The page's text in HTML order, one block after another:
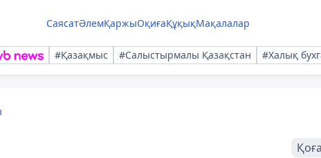
СаясатӘлемҚаржыОқиғаҚұқықМақалалар
#Қазақмыс #Салыстырмалы Қазақстан #Халық